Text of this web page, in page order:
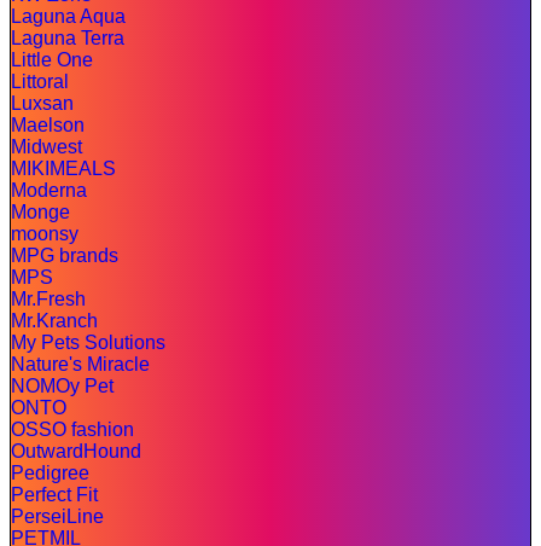
Laguna Aqua
Laguna Terra
Little One
Littoral
Luxsan
Maelson
Midwest
MIKIMEALS
Moderna
Monge
moonsy
MPG brands
MPS
Mr.Fresh
Mr.Kranch
My Pets Solutions
Nature's Miracle
NOMOy Pet
ONTO
OSSO fashion
OutwardHound
Pedigree
Perfect Fit
PerseiLine
PETMIL